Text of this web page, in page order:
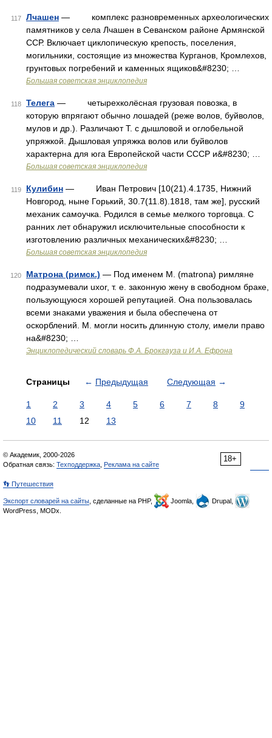
117 Лчашен — комплекс разновременных археологических
памятников у села Лчашен в Севанском районе Армянской
ССР. Включает циклопическую крепость, поселения,
могильники, состоящие из множества Курганов, Кромлехов,
грунтовых погребений и каменных ящиков&#8230; …
Большая советская энциклопедия
118 Телега — четырехколёсная грузовая повозка, в
которую впрягают обычно лошадей (реже волов, буйволов,
мулов и др.). Различают Т. с дышловой и оглобельной
упряжкой. Дышловая упряжка волов или буйволов
характерна для юга Европейской части СССР и&#8230; …
Большая советская энциклопедия
119 Кулибин — Иван Петрович [10(21).4.1735, Нижний
Новгород, ныне Горький, 30.7(11.8).1818, там же], русский
механик самоучка. Родился в семье мелкого торговца. С
ранних лет обнаружил исключительные способности к
изготовлению различных механических&#8230; …
Большая советская энциклопедия
120 Матрона (римск.) — Под именем M. (matrona) римляне
подразумевали uxor, т. е. законную жену в свободном браке,
пользующуюся хорошей репутацией. Она пользовалась
всеми знаками уважения и была обеспечена от
оскорблений. М. могли носить длинную столу, имели право
на&#8230; …
Энциклопедический словарь Ф.А. Брокгауза и И.А. Ефрона
Страницы ← Предыдущая Следующая →
1 2 3 4 5 6 7 8
9
10
11 12 13
18+
© Академик, 2000-2026
Обратная связь: Техподдержка Реклама на сайте
👣 Путешествия
Экспорт словарей на сайты , сделанные на PHP, Joomla,
Drupal,
WordPress, MODx.